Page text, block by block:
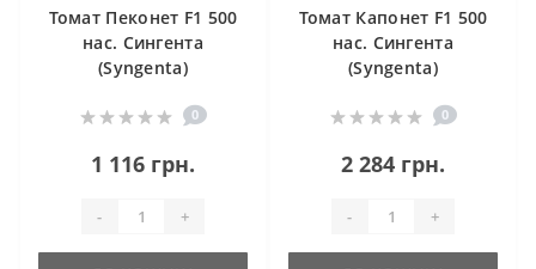
Томат Пеконет F1 500
нас. Сингента
(Syngenta)
0
1 116 грн.
- +
Томат Капонет F1 500
нас. Сингента
(Syngenta)
0
2 284 грн.
- +